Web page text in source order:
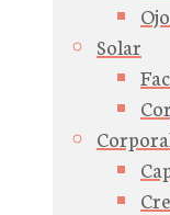
Solar